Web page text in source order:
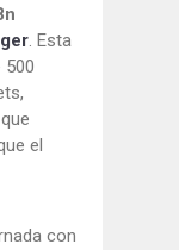
. Esta
el
con